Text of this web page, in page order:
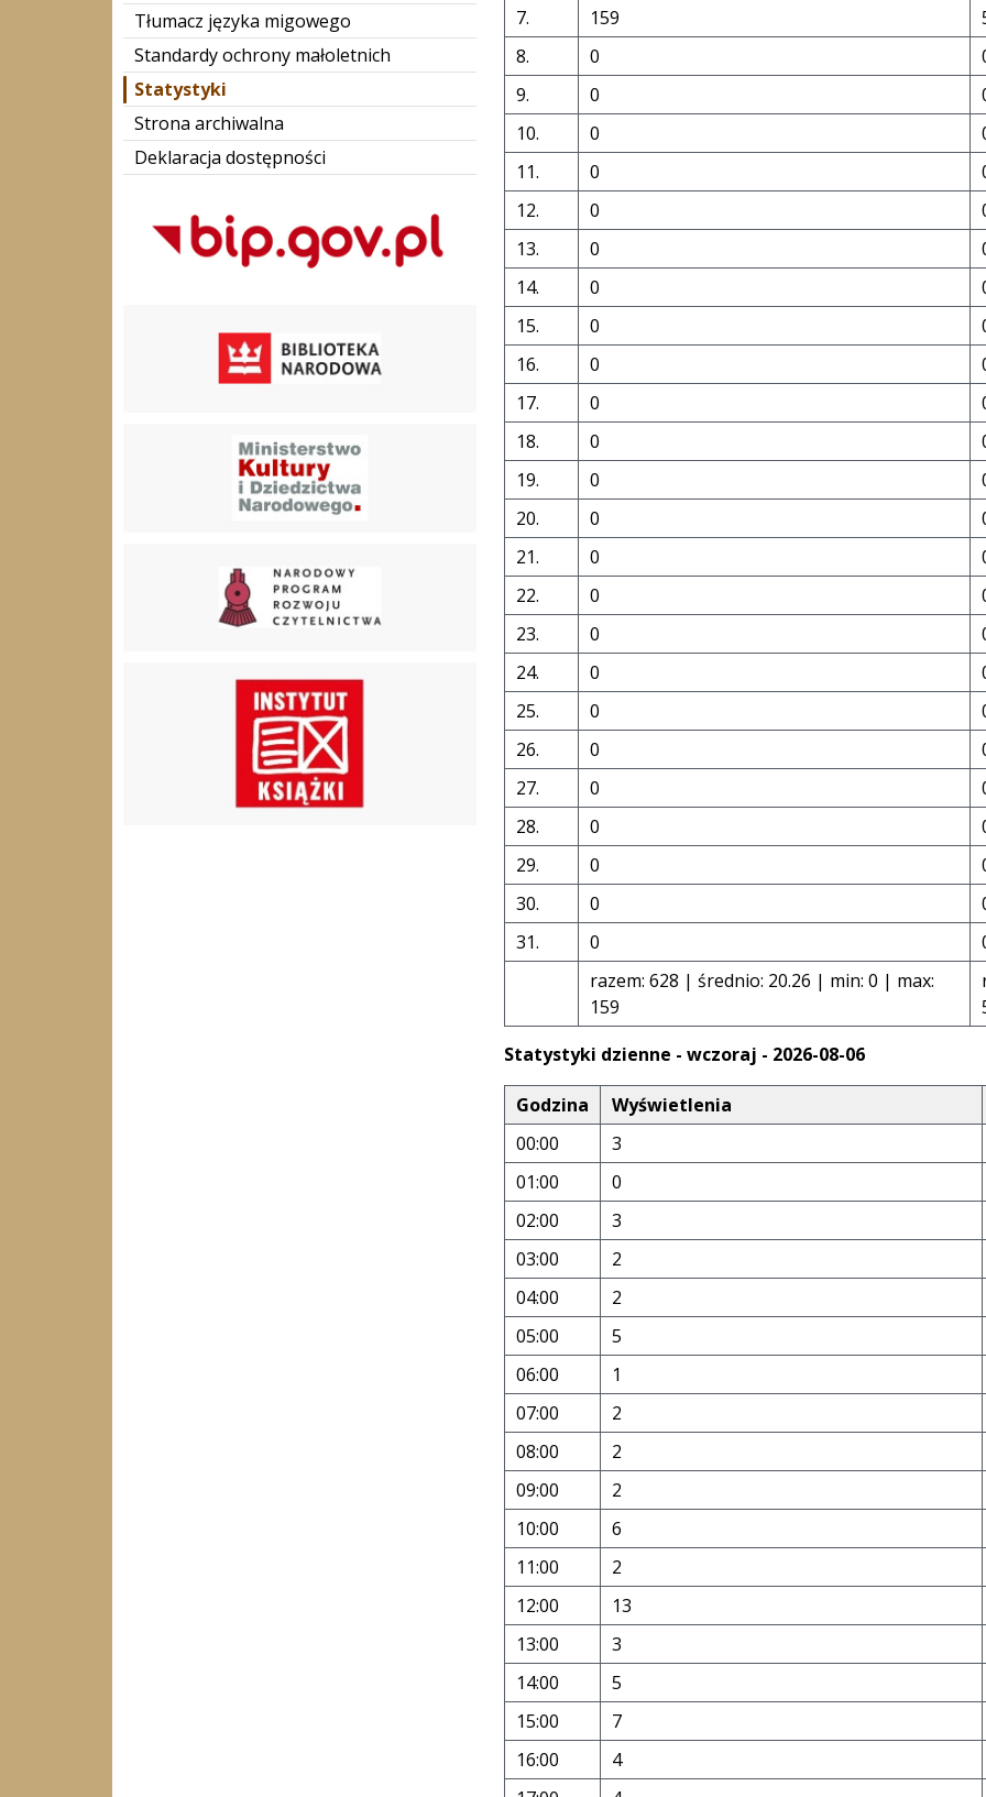
Tłumacz języka migowego
Standardy ochrony małoletnich
Statystyki
Strona archiwalna
Deklaracja dostępności
7.
159
8.
0
9.
0
10.
0
11.
0
12.
0
13.
0
14.
0
15.
0
16.
0
17.
0
18.
0
19.
0
20.
0
21.
0
22.
0
23.
0
24.
0
25.
0
26.
0
27.
0
28.
0
29.
0
30.
0
31.
0
razem: 628 | średnio: 20.26 | min: 0 | max:
159
Statystyki dzienne - wczoraj - 2026-08-06
Godzina Wyświetlenia
00:00
3
01:00
0
02:00
3
03:00
2
04:00
2
05:00
5
06:00
1
07:00
2
08:00
2
09:00
2
10:00
6
11:00
2
12:00
13
13:00
3
14:00
5
15:00
7
16:00
4